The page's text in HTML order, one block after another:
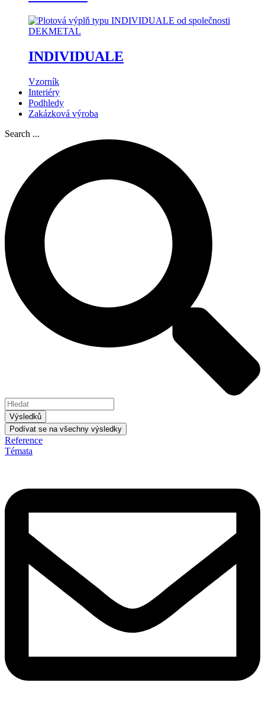
INDIVIDUALE
Vzorník
Interiéry
Podhledy
Zakázková výroba
Search ...
Výsledků
Podívat se na všechny výsledky
Reference
Témata